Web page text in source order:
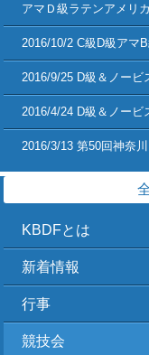
アマＤ級ラテンアメリ
2016/10/2 C級D級アマ
2016/9/25 D級＆ノービ
2016/4/24 D級＆ノービ
2016/3/13 第50回神奈
KBDFとは
新着情報
行事
競技会